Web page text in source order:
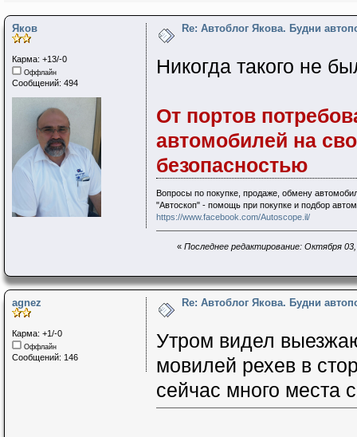
Яков
Карма: +13/-0
Оффлайн
Сообщений: 494
Re: Автоблог Якова. Будни
Никогда такого не
От портов
автомобилей на
безопасностью
Вопросы по покупке, продаже, обмену
"Автоскоп" - помощь при покупке и подбор
https://www.facebook.com/Autoscope.il/
« Последнее редактирование: Октября
agnez
Карма: +1/-0
Оффлайн
Сообщений: 146
Re: Автоблог Якова. Будни
Утром видел
мовилей рехев в
сейчас много места